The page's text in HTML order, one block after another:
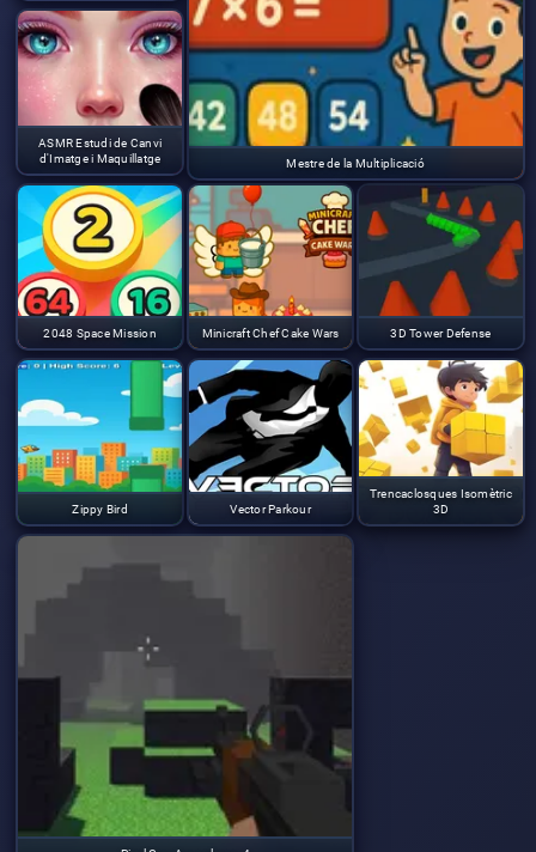
Mestre de la Multiplicació
ASMR Estudi de Canvi
d'Imatge i Maquillatge
2048 Space Mission Minicraft Chef Cake Wars 3D Tower Defense
Zippy Bird Vector Parkour
Trencaclosques Isomètric
3D